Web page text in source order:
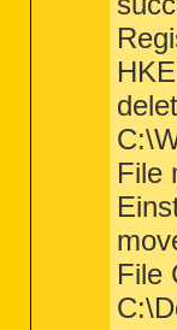
File
File